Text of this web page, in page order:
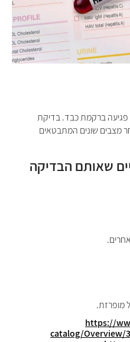
פגיעה ברקמת כבד. בדיקת
מצבים שונים המתבטאים
שאותם הבדיקה
מופרזת.
https://
catalog/Overview/